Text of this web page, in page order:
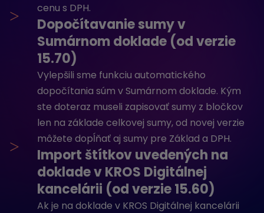
cenu s DPH.
>
Dopočítavanie sumy v
Sumárnom doklade (od verzie
15.70)
Vylepšili sme funkciu automatického
dopočítania súm v Sumárnom doklade. Kým
ste doteraz museli zapisovať sumy z bločkov
len na základe celkovej sumy, od novej verzie
môžete dopĺňať aj sumy pre Základ a DPH.
>
Import štítkov uvedených na
doklade v KROS Digitálnej
kancelárii (od verzie 15.60)
Ak je na doklade v KROS Digitálnej kancelárii